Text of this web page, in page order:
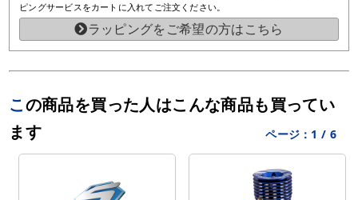
ピングサービスをカートに入れてご注文ください。
ラッピングをご希望の方はこちら
この商品を買った人はこんな商品も買ってい
ます
ページ： 1 / 6